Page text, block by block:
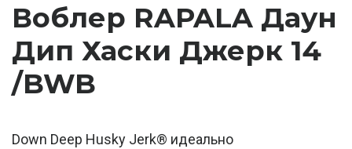
Воблер RAPALA Даун
Дип Хаски Джерк 14
/BWB
Down Deep Husky Jerk® идеально